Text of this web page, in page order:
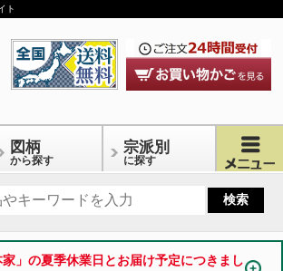
ト
図柄
から探す
宗派別
に探す
家」の夏季休業日とお届け予定につきまし